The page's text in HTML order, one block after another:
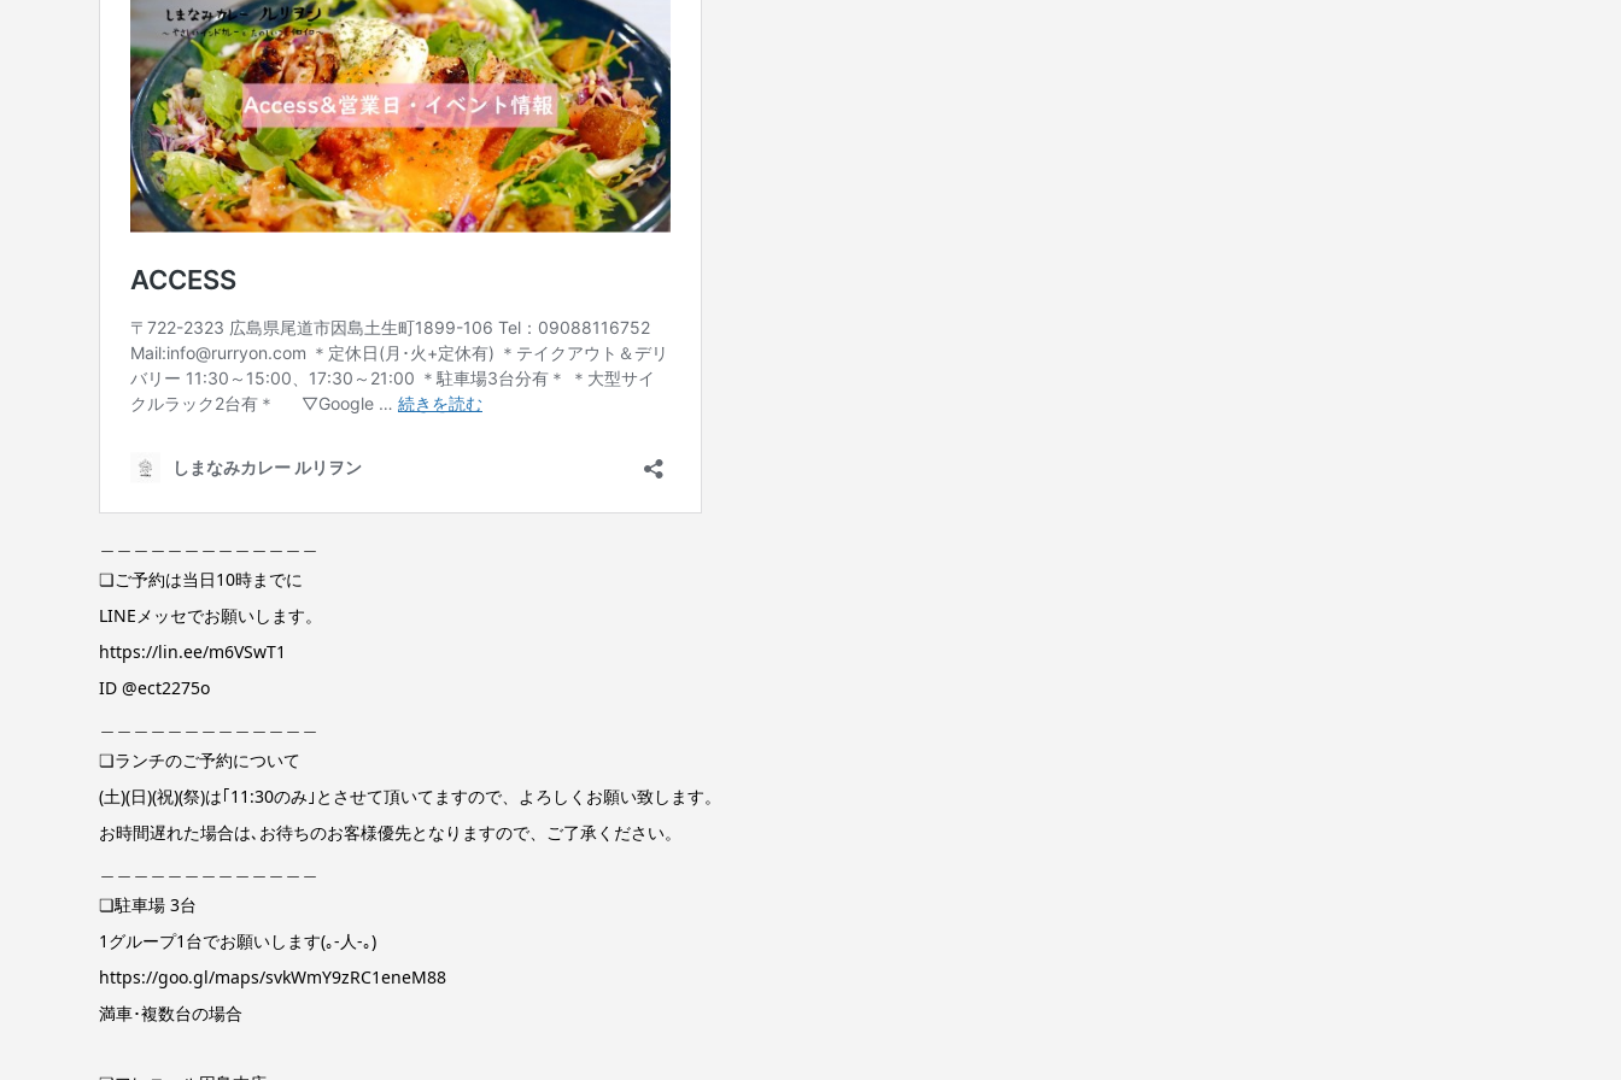
❏ご予約は当日10時までに
LINEメッセでお願いします。
https://lin.ee/m6VSwT1
ID @ect2275o
❏ランチのご予約について
(土)(日)(祝)(祭)は｢11:30のみ｣とさせて頂いてますので、よろしくお願い致します。
お時間遅れた場合は､お待ちのお客様優先となりますので、ご了承ください。
❏駐車場 3台
1グループ1台でお願いします(｡-人-｡)
https://goo.gl/maps/svkWmY9zRC1eneM88
満車･複数台の場合